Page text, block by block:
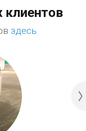
здесь